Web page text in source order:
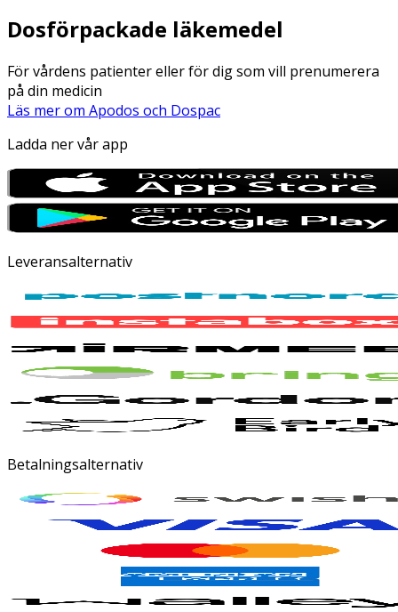
Dosförpackade läkemedel
För vårdens patienter eller för dig som vill prenumerera
på din medicin
Läs mer om Apodos och Dospac
Ladda ner vår app
Leveransalternativ
Betalningsalternativ